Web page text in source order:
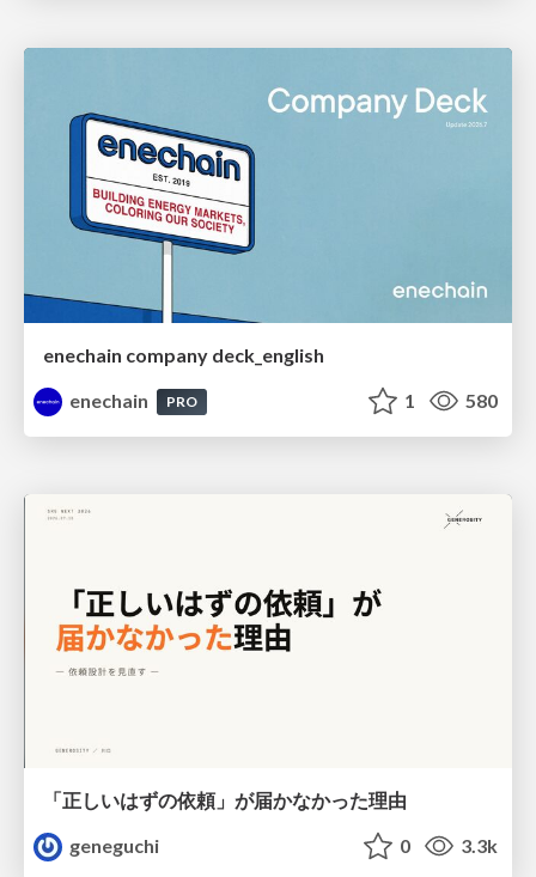
enechain company deck_english
enechain
PRO 1 580
「正しいはずの依頼」が届かなかった理由
geneguchi
0 3.3k